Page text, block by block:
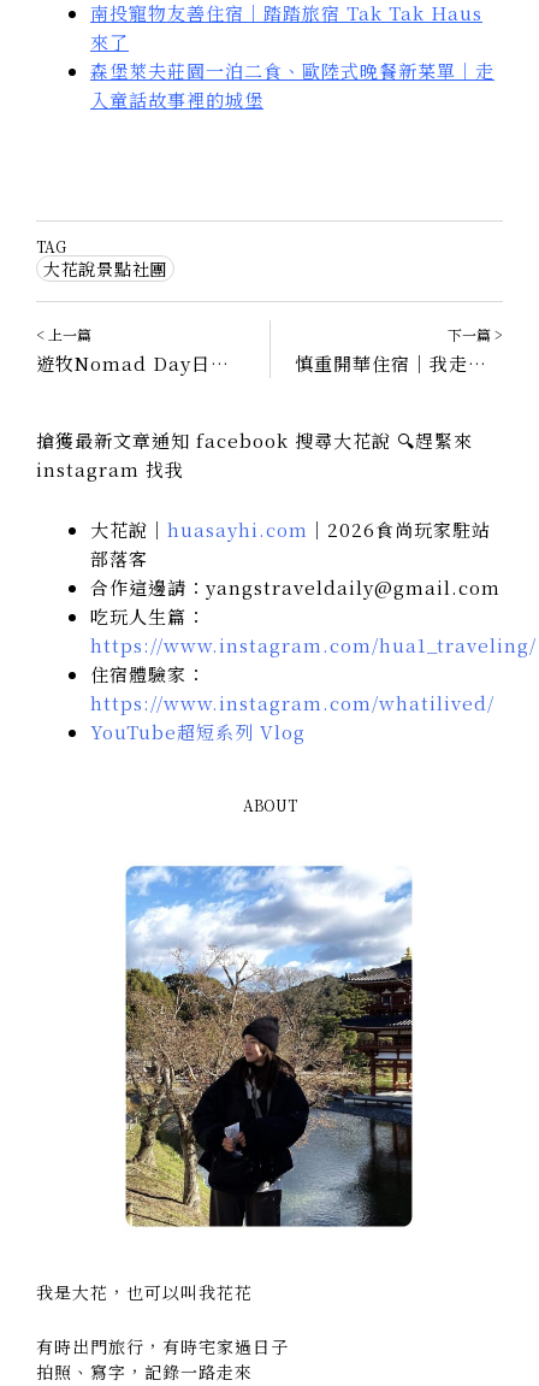
南投寵物友善住宿｜踏踏旅宿 Tak Tak Haus
來了
森堡萊夫莊園一泊二食、歐陸式晚餐新菜單｜走
入童話故事裡的城堡
TAG
大花說景點社團
< 上一篇
遊牧Nomad Day日月潭早午餐｜南投魚池早午餐、咖啡，必吃手作肉桂捲
下一篇 >
慎重開華住宿｜我走進了一片森林莊園，住了下來！南投埔里住宿推薦
搶獲最新文章通知 facebook 搜尋大花說 🔍趕緊來
instagram 找我
大花說｜ huasayhi.com ｜2026食尚玩家駐站
部落客
合作這邊請：yangstraveldaily@gmail.com
吃玩人生篇：
https://www.instagram.com/hua1_traveling/
住宿體驗家：
https://www.instagram.com/whatilived/
YouTube超短系列 Vlog
ABOUT
我是大花，也可以叫我花花
有時出門旅行，有時宅家過日子
拍照、寫字，記錄一路走來